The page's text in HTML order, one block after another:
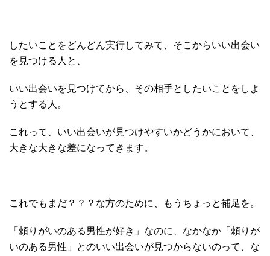
したいことをどんどん実行してみて、そこからいい出会い
を見つける人と、
いい出会いを見つけてから、その相手としたいことをしよ
うとする人。
これって、いい出会いが見つけやすいかどうかにおいて、
大きな大きな差になってきます。
これでもまだ？？？な方のために、もうちょっと補足を。
「頼りがいのある男性が好き」なのに、なかなか「頼りが
いのある男性」とのいい出会いが見つからないのって、な